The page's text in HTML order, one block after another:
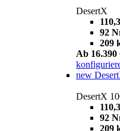
DesertX
92
209
Ab 16.390
new
DesertX
92
209